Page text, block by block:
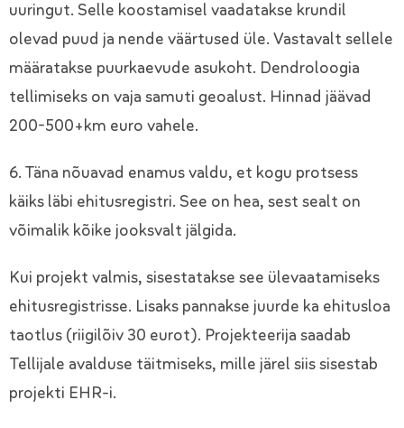
uuringut. Selle koostamisel vaadatakse krundil
olevad puud ja nende väärtused üle. Vastavalt sellele
määratakse puurkaevude asukoht. Dendroloogia
tellimiseks on vaja samuti geoalust. Hinnad jäävad
200-500+km euro vahele.
6. Täna nõuavad enamus valdu, et kogu protsess
käiks läbi ehitusregistri. See on hea, sest sealt on
võimalik kõike jooksvalt jälgida.
Kui projekt valmis, sisestatakse see ülevaatamiseks
ehitusregistrisse. Lisaks pannakse juurde ka ehitusloa
taotlus (riigilõiv 30 eurot). Projekteerija saadab
Tellijale avalduse täitmiseks, mille järel siis sisestab
projekti EHR-i.